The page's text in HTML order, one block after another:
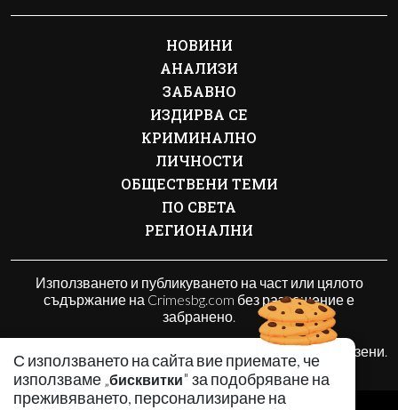
С използването на сайта вие приемате, че
използваме „бисквитки" за подобряване на
преживяването, персонализиране на
НОВИНИ
АНАЛИЗИ
ЗАБАВНО
ИЗДИРВА СЕ
КРИМИНАЛНО
ЛИЧНОСТИ
ОБЩЕСТВЕНИ ТЕМИ
ПО СВЕТА
РЕГИОНАЛНИ
Използването и публикуването на част или цялото
съдържание на Crimesbg.com без разрешение е
забранено.
© 2010 - 2026 | Crimesbg.com. Всички права запазени.
РЕКЛАМА